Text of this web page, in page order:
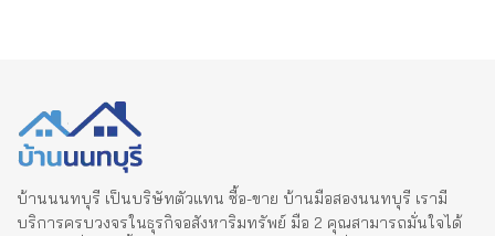
บ้านนนทบุรี เป็นบริษัทตัวแทน ซื้อ-ขาย บ้านมือสองนนทบุรี เรามี
บริการครบวงจรในธุรกิจอสังหาริมทรัพย์ มือ 2 คุณสามารถมั่นใจได้